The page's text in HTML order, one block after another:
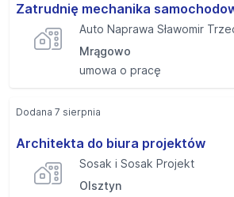
Zatrudnię mechanika
Auto Naprawa Sławomir
Mrągowo
umowa o pracę
Architekta do biura projektów
Sosak i Sosak Projekt
Olsztyn
Dodana 7 sierpnia